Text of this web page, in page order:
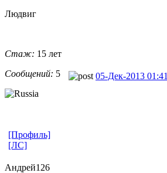
Людвиг
Стаж: 15 лет
Сообщений: 5 05-Дек-2013 01:41
[Профиль]
[ЛС]
Андрей126